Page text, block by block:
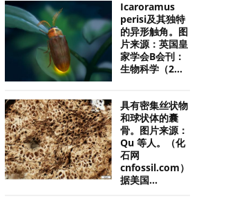
Icaroramus
perisi及其独特
的异形触角。图
片来源：英国皇
家学会B会刊：
生物科学（2...
具有密集丝状物
和球状体的囊
骨。图片来源：
Qu 等人。（化
石网
cnfossil.com）
据美国...